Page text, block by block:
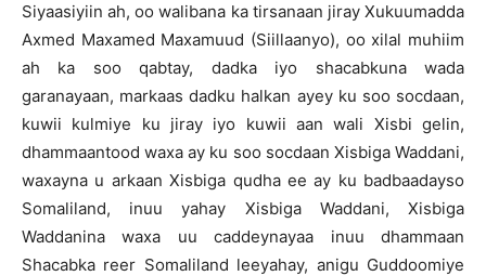
Siyaasiyiin ah, oo walibana ka tirsanaan jiray Xukuumadda
Axmed Maxamed Maxamuud (Siillaanyo), oo xilal muhiim
ah ka soo qabtay, dadka iyo shacabkuna wada
garanayaan, markaas dadku halkan ayey ku soo socdaan,
kuwii kulmiye ku jiray iyo kuwii aan wali Xisbi gelin,
dhammaantood waxa ay ku soo socdaan Xisbiga Waddani,
waxayna u arkaan Xisbiga qudha ee ay ku badbaadayso
Somaliland, inuu yahay Xisbiga Waddani, Xisbiga
Waddanina waxa uu caddeynayaa inuu dhammaan
Shacabka reer Somaliland leeyahay, anigu Guddoomiye